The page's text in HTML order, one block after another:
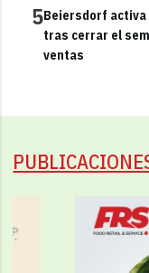
5Beiersdorf activa
tras cerrar el
ventas